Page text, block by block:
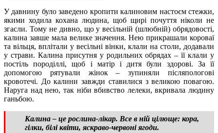
У давнину було заведено кропити калиновим настоєм стежки,
якими ходила кохана людина, щоб щирі почуття ніколи не
згасли. Тому не дивно, що у весільній (шлюбній) обрядовості,
калина завше мала велике значення. Нею прикрашали короваї
та вільця, вплітали у весільні вінки, клали на столи, додавали
у страви. Калина присутня у родильних обрядах – її клали у
постіль породіллі, щоб і матір і дитя були здорові. За її
допомогою рятували жінок – зупиняли післяпологові
кровотечі. До калини завжди ставилися з великою повагою.
Наруга над нею, так ніби вбивство лелеки, вкривала людину
ганьбою.
Калина – це рослина-лікар. Все в ній цілюще: кора,
гілки, білі квіти, яскраво-червоні ягоди.